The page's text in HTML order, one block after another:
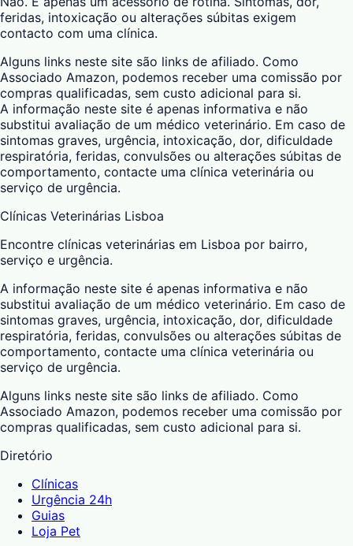
feridas, intoxicação ou alterações súbitas exigem
contacto com uma clínica.
Alguns links neste site são links de afiliado. Como
Associado Amazon, podemos receber uma comissão por
compras qualificadas, sem custo adicional para si.
A informação neste site é apenas informativa e não
substitui avaliação de um médico veterinário. Em caso de
sintomas graves, urgência, intoxicação, dor, dificuldade
respiratória, feridas, convulsões ou alterações súbitas de
comportamento, contacte uma clínica veterinária ou
serviço de urgência.
Clínicas Veterinárias Lisboa
Encontre clínicas veterinárias em Lisboa por bairro,
serviço e urgência.
A informação neste site é apenas informativa e não
substitui avaliação de um médico veterinário. Em caso de
sintomas graves, urgência, intoxicação, dor, dificuldade
respiratória, feridas, convulsões ou alterações súbitas de
comportamento, contacte uma clínica veterinária ou
serviço de urgência.
Alguns links neste site são links de afiliado. Como
Associado Amazon, podemos receber uma comissão por
compras qualificadas, sem custo adicional para si.
Diretório
Clínicas
Urgência 24h
Guias
Loja Pet